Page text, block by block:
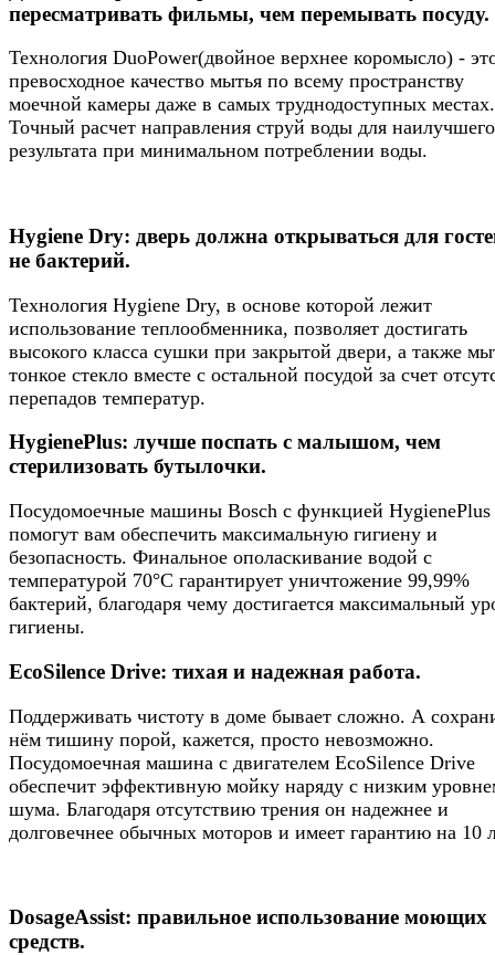
пересматривать фильмы, чем перемывать посуду.
Технология DuoPower(двойное верхнее коромысло) -
превосходное качество мытья по всему пространству
моечной камеры даже в самых труднодоступных местах.
Точный расчет направления струй воды для наилучшего
результата при минимальном потреблении воды.
Hygiene Dry: дверь должна открываться для
не бактерий.
Технология Hygiene Dry, в основе которой лежит
использование теплообменника, позволяет достигать
высокого класса сушки при закрытой двери, а также
тонкое стекло вместе с остальной посудой за счет
перепадов температур.
HygienePlus: лучше поспать с малышом, чем
стерилизовать бутылочки.
Посудомоечные машины Bosch с функцией HygienePlus
помогут вам обеспечить максимальную гигиену и
безопасность. Финальное ополаскивание водой с
температурой 70°C гарантирует уничтожение 99,99%
бактерий, благодаря чему достигается максимальный
гигиены.
EcoSilence Drive: тихая и надежная работа.
Поддерживать чистоту в доме бывает сложно. А
нём тишину порой, кажется, просто невозможно.
Посудомоечная машина с двигателем EcoSilence Drive
обеспечит эффективную мойку наряду с низким
шума. Благодаря отсутствию трения он надежнее и
долговечнее обычных моторов и имеет гарантию на 10
DosageAssist: правильное использование моющих
средств.